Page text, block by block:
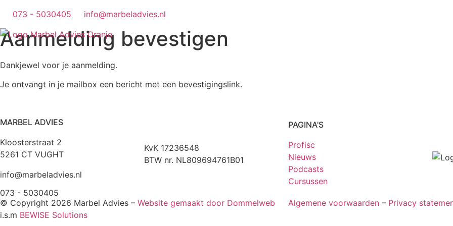
073 - 5030405 info@marbeladvies.nl
Aanmelding bevestigen
Dankjewel voor je aanmelding.
Je ontvangt in je mailbox een bericht met een bevestigingslink.
MARBEL ADVIES
Kloosterstraat 2
5261 CT VUGHT
info@marbeladvies.nl
073 - 5030405
KvK 17236548
BTW nr. NL809694761B01
PAGINA'S
Profisc
Nieuws
Podcasts
Cursussen
© Copyright 2026 Marbel Advies – Website gemaakt door Dommelweb
i.s.m BEWISE Solutions
Algemene voorwaarden – Privacy